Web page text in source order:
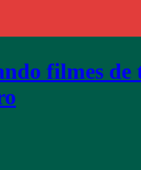
filmes